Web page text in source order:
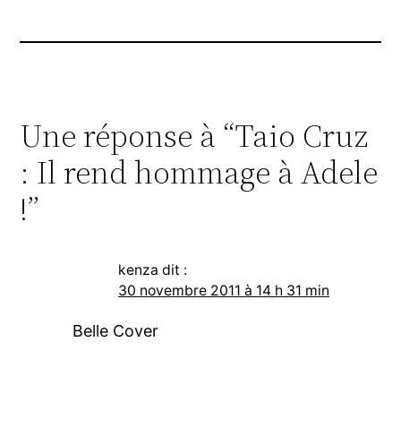
Une réponse à “Taio Cruz
: Il rend hommage à Adele
!”
kenza dit :
30 novembre 2011 à 14 h 31 min
Belle Cover